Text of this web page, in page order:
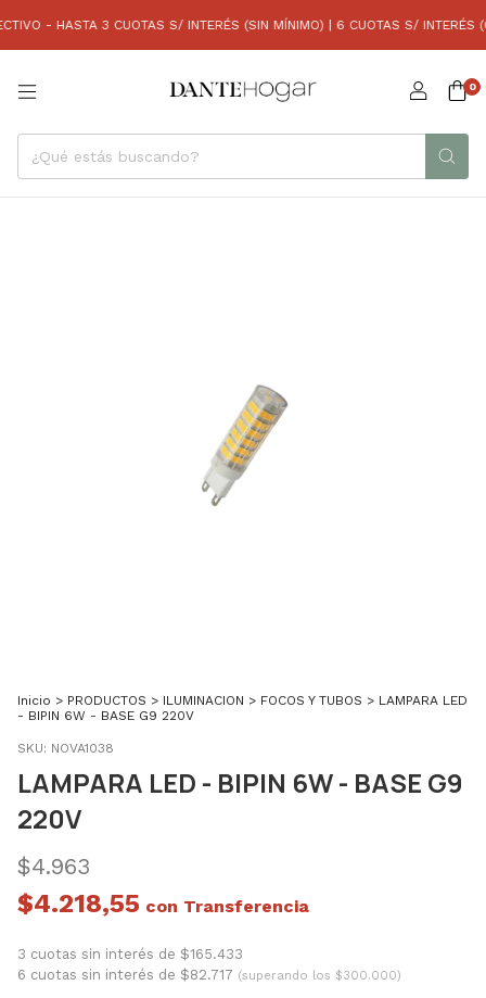
- HASTA 3 CUOTAS S/ INTERÉS (SIN MÍNIMO) | 6 CUOTAS S/ INTERÉS
0
Inicio > PRODUCTOS > ILUMINACION > FOCOS Y TUBOS > LAMPARA LED
- BIPIN 6W - BASE G9 220V
SKU: NOVA1038
LAMPARA LED - BIPIN 6W - BASE G9
220V
$4.963
$4.218,55 con
3 cuotas sin interés de $165.433
6 cuotas sin interés de $82.717 (superando los $300.000)